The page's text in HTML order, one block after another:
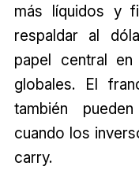
más líquidos y
respaldar al
papel central
globales. El
también
cuando los
carry.